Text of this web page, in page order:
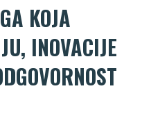
KOJA
INOVACIJE